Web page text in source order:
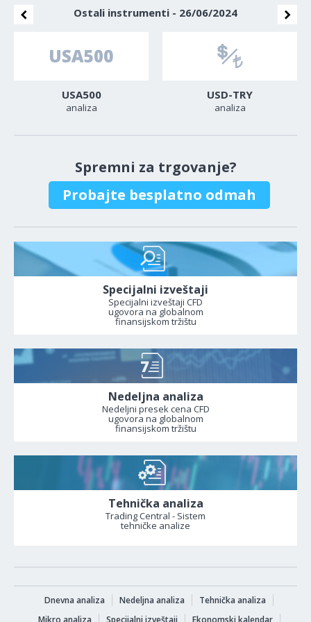
Ostali instrumenti - 26/06/2024
USA500
analiza
USD-TRY
analiza
Spremni za trgovanje?
Probajte besplatno odmah
Specijalni izveštaji
Specijalni izveštaji CFD
ugovora na globalnom
finansijskom tržištu
Nedeljna analiza
Nedeljni presek cena CFD
ugovora na globalnom
finansijskom tržištu
Tehnička analiza
Trading Central - Sistem
tehničke analize
Dnevna analiza Nedeljna analiza
Tehnička analiza
Mikro analiza
Specijalni izveštaji Ekonomski kalendar